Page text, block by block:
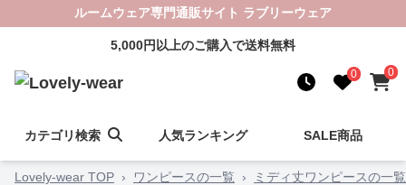
ルームウェア専門通販サイト ラブリーウェア
5,000円以上のご購入で送料無料
0 0
カテゴリ検索 人気ランキング SALE商品
Lovely-wear TOP › ワンピースの一覧 › ミディ丈ワンピースの一覧